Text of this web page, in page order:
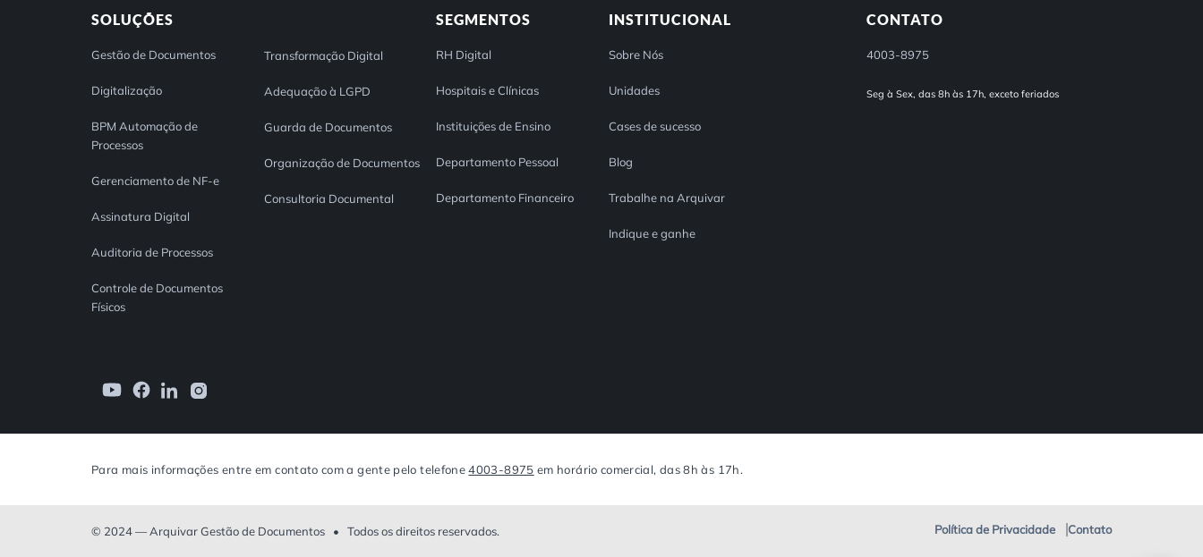
SOLUÇÕES
Gestão de Documentos
Digitalização
BPM Automação de
Processos
Gerenciamento de NF-e
Assinatura Digital
Auditoria de Processos
Controle de Documentos
Físicos
Transformação Digital
Adequação à LGPD
Guarda de Documentos
Organização de Documentos
Consultoria Documental
SEGMENTOS
RH Digital
Hospitais e Clínicas
Instituições de Ensino
Departamento Pessoal
Departamento Financeiro
INSTITUCIONAL
Sobre Nós
Unidades
Cases de sucesso
Blog
Trabalhe na Arquivar
Indique e ganhe
CONTATO
4003-8975
Seg à Sex, das 8h às 17h, exceto feriados
Para mais informações entre em contato com a gente pelo telefone4003-8975 em horário comercial, das 8h às 17h.
© 2024 — Arquivar Gestão de Documentos • Todos os direitos reservados. Política de Privacidade Contato